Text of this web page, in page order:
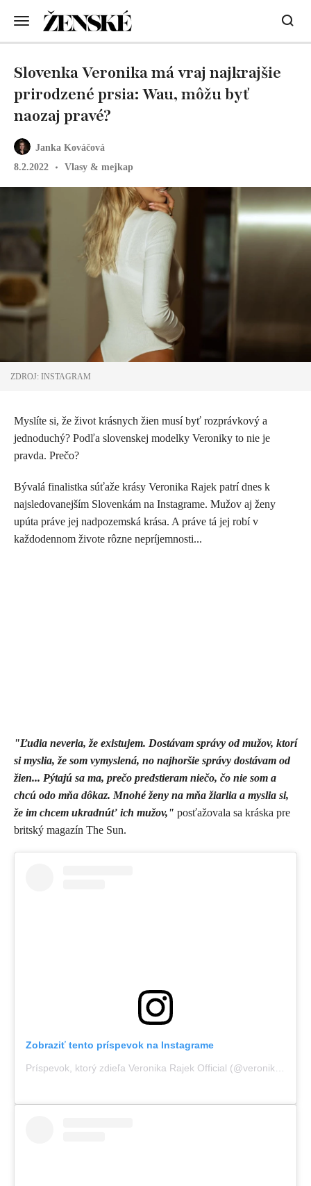
Janka Kováčová
8.2.2022
Vlasy & mejkap
Slovenka Veronika má vraj najkrajšie
prirodzené prsia: Wau, môžu byť
naozaj pravé?
ZDROJ: INSTAGRAM
Myslíte si, že život krásnych žien musí byť rozprávkový a
jednoduchý? Podľa slovenskej modelky Veroniky to nie je
pravda. Prečo?
Bývalá finalistka súťaže krásy Veronika Rajek patrí dnes k
najsledovanejším Slovenkám na Instagrame. Mužov aj ženy
upúta práve jej nadpozemská krása. A práve tá jej robí v
každodennom živote rôzne nepríjemnosti...
"Ľudia neveria, že existujem. Dostávam správy od mužov, ktorí
si myslia, že som vymyslená, no najhoršie správy dostávam od
žien... Pýtajú sa ma, prečo predstieram niečo, čo nie som a
chcú odo mňa dôkaz. Mnohé ženy na mňa žiarlia a myslia si,
že im chcem ukradnúť ich mužov," posťažovala sa kráska pre
britský magazín The Sun.
Zobraziť tento príspevok na Instagrame
Príspevok, ktorý zdieľa Veronika Rajek Official (@veronikarajek)